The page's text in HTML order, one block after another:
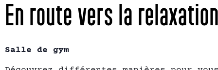
En route vers la
Salle de gym